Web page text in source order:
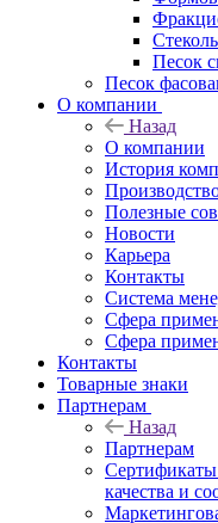
Песок
Песок
О компании
Назад
О компании
История
Полезные
Новости
Карьера
Контакты
Система
Сфера
Сфера
Контакты
Товарные знаки
Партнерам
Назад
Партнерам
Сертификаты
качества и